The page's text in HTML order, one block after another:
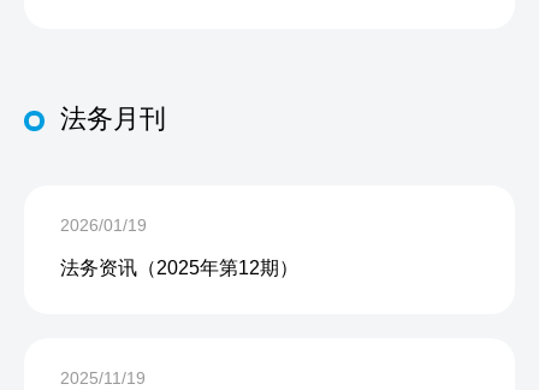
法务月刊
2026/01/19
法务资讯（2025年第12期）
2025/11/19